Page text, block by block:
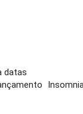
datas